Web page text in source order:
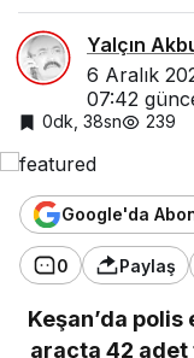
Yalçın
6 Aralık
07:42
0dk, 38sn 239
Google'da
0 Paylaş
Keşan’da
araçta 42